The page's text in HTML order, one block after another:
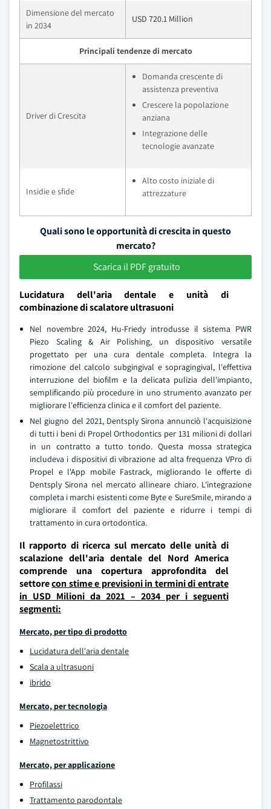
Dimensione del mercato
in 2034
USD 720.1 Million
Principali tendenze di mercato
Driver di Crescita
Domanda crescente di
assistenza preventiva
Crescere la popolazione
anziana
Integrazione delle
tecnologie avanzate
Insidie e sfide
Alto costo iniziale di
attrezzature
Quali sono le opportunità di crescita in questo
mercato?
Scarica il PDF gratuito
Lucidatura dell'aria dentale e unità di
combinazione di scalatore ultrasuoni
Nel novembre 2024, Hu-Friedy introdusse il sistema PWR
Piezo Scaling & Air Polishing, un dispositivo versatile
progettato per una cura dentale completa. Integra la
rimozione del calcolo subgingival e sopragingival, l'effettiva
interruzione del biofilm e la delicata pulizia dell'impianto,
semplificando più procedure in uno strumento avanzato per
migliorare l'efficienza clinica e il comfort del paziente.
Nel giugno del 2021, Dentsply Sirona annunciò l'acquisizione
di tutti i beni di Propel Orthodontics per 131 milioni di dollari
in un contratto a tutto tondo. Questa mossa strategica
includeva i dispositivi di vibrazione ad alta frequenza VPro di
Propel e l'App mobile Fastrack, migliorando le offerte di
Dentsply Sirona nel mercato allineare chiaro. L'integrazione
completa i marchi esistenti come Byte e SureSmile, mirando a
migliorare il comfort del paziente e ridurre i tempi di
trattamento in cura ortodontica.
Il rapporto di ricerca sul mercato delle unità di
scalazione dell'aria dentale del Nord America
comprende una copertura approfondita del
settorecon stime e previsioni in termini di entrate
in USD Milioni da 2021 – 2034 per i seguenti
segmenti:
Mercato, per tipo di prodotto
Lucidatura dell'aria dentale
Scala a ultrasuoni
ibrido
Mercato, per tecnologia
Piezoelettrico
Magnetostrittivo
Mercato, per applicazione
Profilassi
Trattamento parodontale